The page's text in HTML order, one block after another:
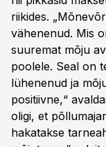
riikides.
vähenenud. Mis
suuremat mõju
poolele. Seal on
lühenenud ja
positiivne,“
oligi, et
hakatakse